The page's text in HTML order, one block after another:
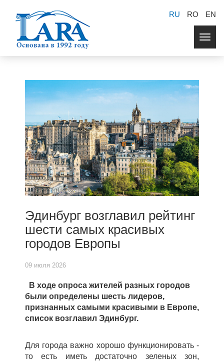
RU RO EN
Эдинбург возглавил рейтинг
шести самых красивых
городов Европы
09 июля 2026
В ходе опроса жителей разных городов
были определены шесть лидеров,
признанных самыми красивыми в Европе,
список возглавил Эдинбург.
Для города важно хорошо функционировать -
то есть иметь достаточно зеленых зон,